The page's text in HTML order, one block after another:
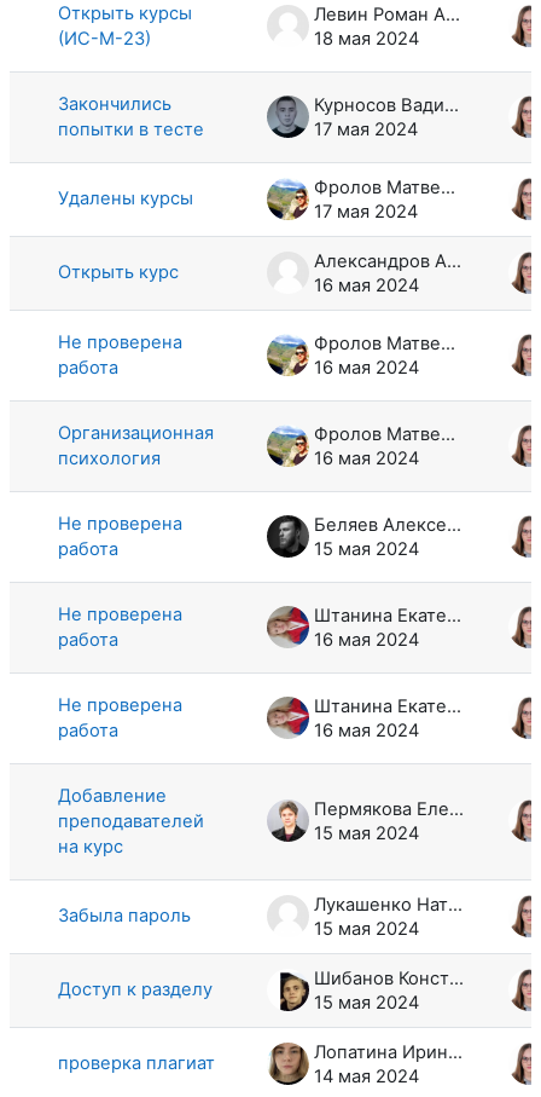
Открыть курсы
(ИС-М-23)
Левин Роман Алексеевич
18 мая 2024
Закончились
попытки в тесте
Курносов Вадим Максимович
17 мая 2024
Удалены курсы
Фролов Матвей Дмитриевич
17 мая 2024
Открыть курс
Александров Антон Павлович
16 мая 2024
Не проверена
работа
Фролов Матвей Дмитриевич
16 мая 2024
Организационная
психология
Фролов Матвей Дмитриевич
16 мая 2024
Не проверена
работа
Беляев Алексей Евгеньевич
15 мая 2024
Не проверена
работа
Штанина Екатерина Алексеевна
16 мая 2024
Не проверена
работа
Штанина Екатерина Алексеевна
16 мая 2024
Добавление
преподавателей
на курс
Пермякова Елена Павловна
15 мая 2024
Забыла пароль
Лукашенко Наталья Михайловна
15 мая 2024
Доступ к разделу
Шибанов Константин Иванович
15 мая 2024
проверка плагиат
Лопатина Ирина Петровна
14 мая 2024